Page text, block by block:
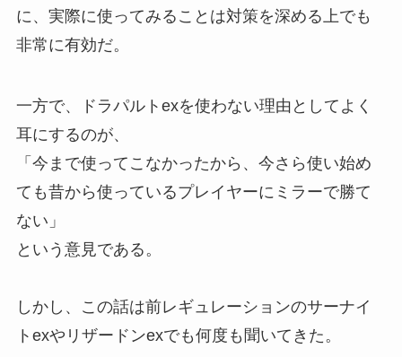
に、実際に使ってみることは対策を深める上でも
非常に有効だ。
一方で、ドラパルトexを使わない理由としてよく
耳にするのが、
「今まで使ってこなかったから、今さら使い始め
ても昔から使っているプレイヤーにミラーで勝て
ない」
という意見である。
しかし、この話は前レギュレーションのサーナイ
トexやリザードンexでも何度も聞いてきた。